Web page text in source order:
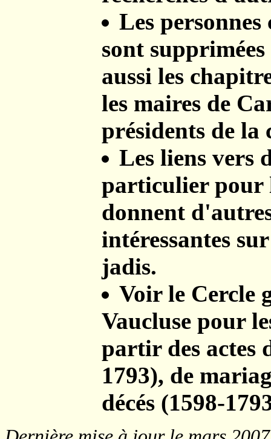
Les personnes
sont
aussi les
les maires de
présidents de la
Les liens vers
particulier pour
donnent
intéressantes
jadis.
Voir le Cercle
Vaucluse pour
partir des actes
1793), de
décés (1598-